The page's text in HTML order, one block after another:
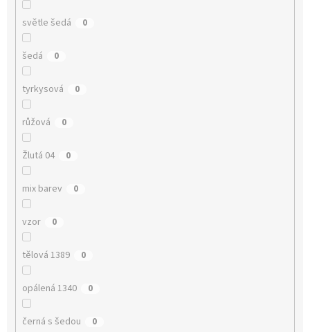
světle šedá 0
šedá 0
tyrkysová 0
růžová 0
Žlutá 04 0
mix barev 0
vzor 0
tělová 1389 0
opálená 1340 0
černá s šedou 0